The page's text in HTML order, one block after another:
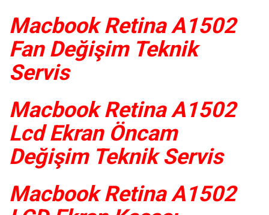
Macbook Retina A1502
Fan Değişim Teknik
Servis
Macbook Retina A1502
Lcd Ekran Öncam
Değişim Teknik Servis
Macbook Retina A1502